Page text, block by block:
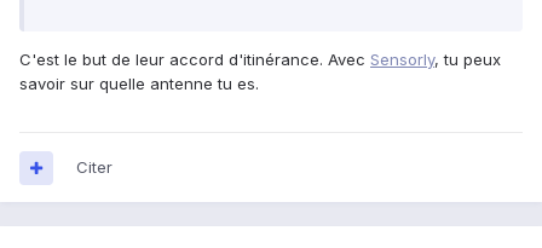
C'est le but de leur accord d'itinérance. Avec Sensorly, tu peux
savoir sur quelle antenne tu es.
Citer